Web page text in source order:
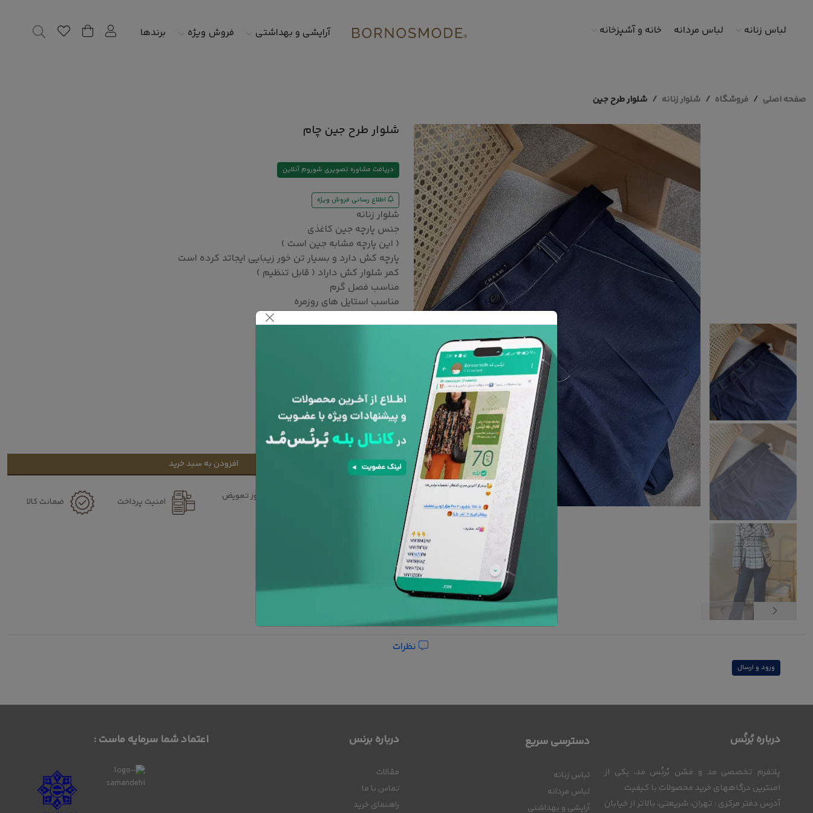
لباس زنانه لباس مردانه خانه و آشپزخانه آرایشی و بهداشتی فروش ویژه برندها
صفحه اصلی فروشگاه شلوار زنانه شلوار طرح جین
شلوار طرح جین چام
دریافت مشاوره تصویری شوروم آنلاین
اطلاع رسانی فروش ویژه
شلوار زنانه
جنس پارچه جین کاغذی
( این پارچه مشابه جین است )
پارچه کش دارد و بسیار تن خور زیبایی ایجاتد کرده است
کمر شلوار کش داراد ( قابل تنظیم )
مناسب فصل گرم
مناسب استایل های روزمره
سایز :
1
2
افزودن به سبد خرید
۷ روز تعویض
امنیت پرداخت ضمانت کالا
ورود و ارسال
درباره بُرنُس
پلتفرم تخصصی مد و فشن بُرنُس مد، یکی از
امنترین درگاههای خرید محصولات با کیفیت
آدرس دفتر مرکزی : تهران، شریعتی، بالاتر از خیابان
دسترسی سریع
لباس زنانه
لباس مردانه
آرایشی و بهداشتی
درباره برنس
مقالات
تماس با ما
راهنمای خرید
اعتماد شما سرمایه ماست :